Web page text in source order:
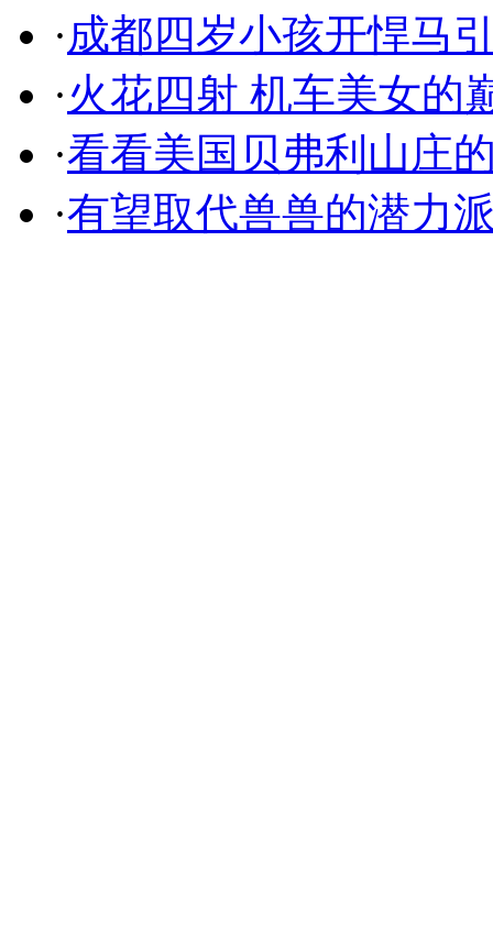
·成都四岁小孩开悍马
·火花四射 机车美女的
·看看美国贝弗利山庄
·有望取代兽兽的潜力